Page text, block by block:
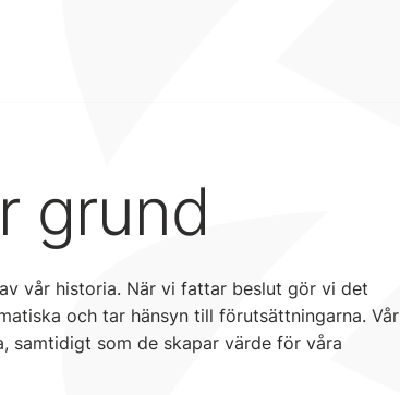
grund
vår historia. När vi fattar beslut gör vi det
och tar hänsyn till förutsättningarna. Vår
samtidigt som de skapar värde för våra